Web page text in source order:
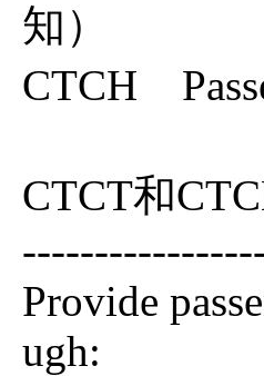
知）
CTCH
CTCT和
Provide
ugh: